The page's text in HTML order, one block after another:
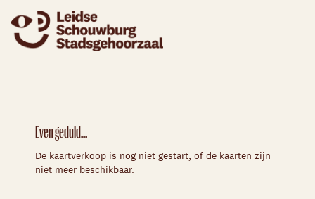
Even geduld...
De kaartverkoop is nog niet gestart, of de kaarten zijn
niet meer beschikbaar.